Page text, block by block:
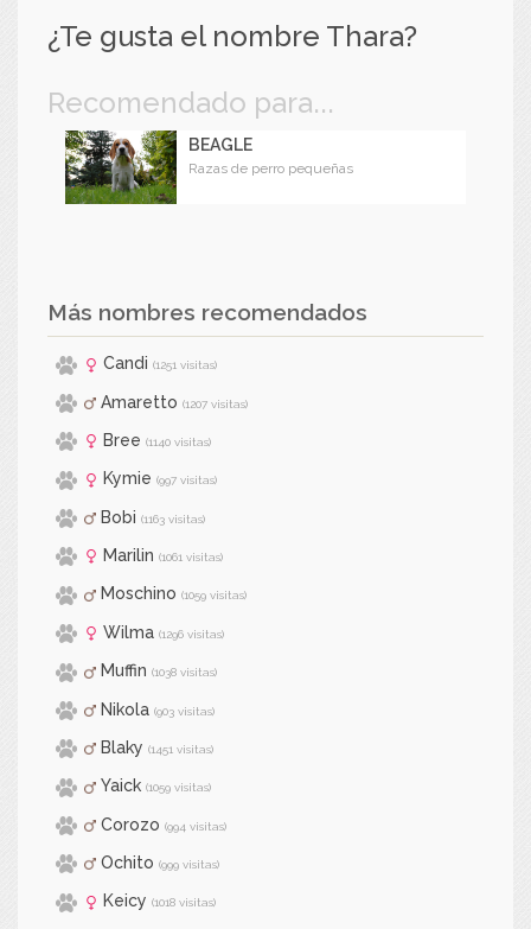
¿Te gusta el nombre Thara?
Recomendado para...
BEAGLE
Razas de perro pequeñas
Más nombres recomendados
Candi (1251 visitas)
Amaretto (1207 visitas)
Bree (1140 visitas)
Kymie (997 visitas)
Bobi (1163 visitas)
Marilin (1061 visitas)
Moschino (1059 visitas)
Wilma (1296 visitas)
Muffin (1038 visitas)
Nikola (903 visitas)
Blaky (1451 visitas)
Yaick (1059 visitas)
Corozo (994 visitas)
Ochito (999 visitas)
Keicy (1018 visitas)